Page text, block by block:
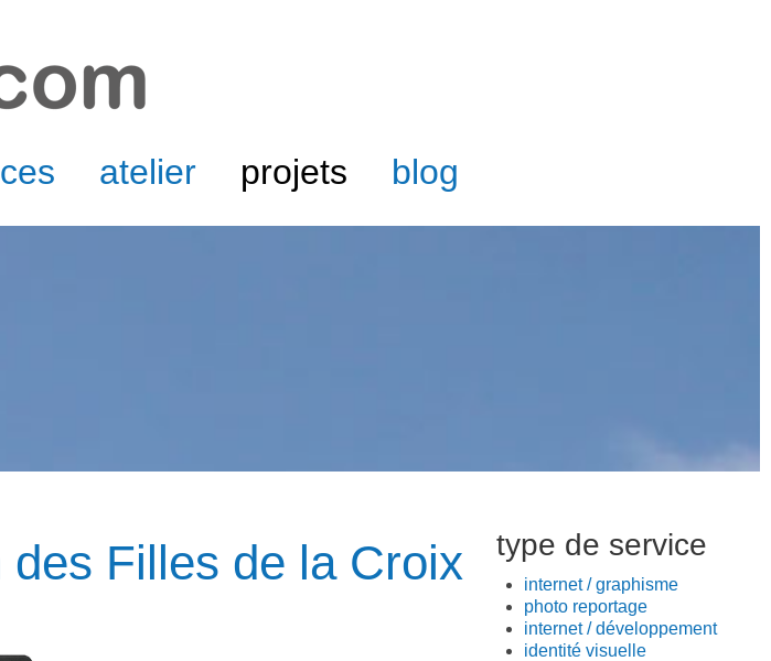
atelier projets blog
des Filles de la Croix type de service
internet / graphisme
photo reportage
internet / développement
identité visuelle